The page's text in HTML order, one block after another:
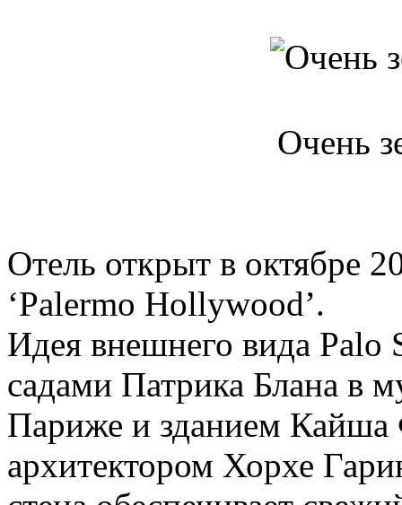
Очень
Отель открыт в октябре
‘Palermo Hollywood’.
Идея внешнего вида Palo
садами Патрика Блана в
Париже и зданием
архитектором Хорхе